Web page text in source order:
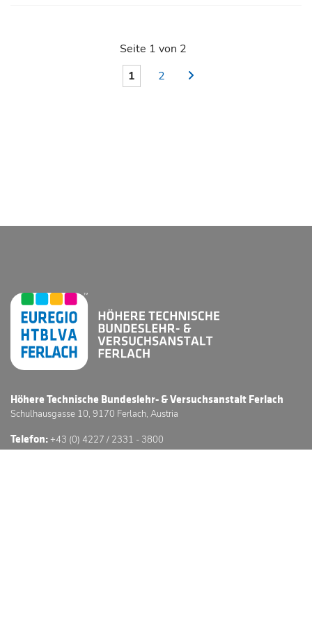
Seite 1 von 2
1
2
Höhere Technische Bundeslehr- & Versuchsanstalt Ferlach
Schulhausgasse 10, 9170 Ferlach, Austria
Telefon:+43 (0) 4227 / 2331 - 3800
E-Mail: